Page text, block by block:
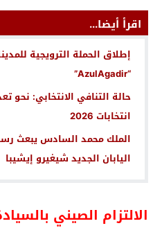
اقرأ أيضا...
إطلاق الحملة الترويجية
“AzulAgadir”
حالة التنافي الانتخابي: نحو
انتخابات 2026
الملك محمد السادس يبعث
اليابان الجديد شيغيرو إيشيبا
الالتزام الصيني